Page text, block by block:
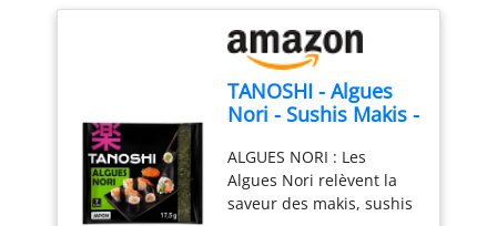
wasabi (本 山葵).
Ingrédients: 100% wasabi
en poudre. Allergènes:
sans allergènes.
fermeture éclair : tous les
moyens ont été
appliqués au meilleur de
nos connaissances pour
de faire face à l'humidité.
Une fois ouvert, veuillez
l'utiliser immédiatement.
TANOSHI - Algues
Nori - Sushis Makis -
ALGUES NORI : Les
Algues Nori relèvent la
saveur des makis, sushis